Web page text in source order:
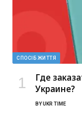
СПОСІБ ЖИТТЯ
Где
Украине?
BYUKR TIME